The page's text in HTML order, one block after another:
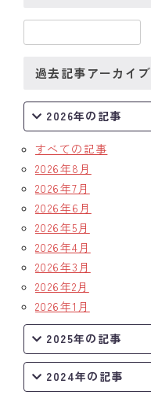
過去記事アーカイブ
2026年の記事
すべての記事
2026年8月
2026年7月
2026年6月
2026年5月
2026年4月
2026年3月
2026年2月
2026年1月
2025年の記事
2024年の記事